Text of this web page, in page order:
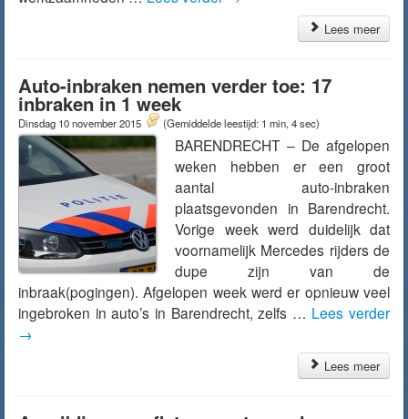
Lees meer
Auto-inbraken nemen verder toe: 17
inbraken in 1 week
Dinsdag 10 november 2015 (Gemiddelde leestijd: 1 min, 4 sec)
BARENDRECHT – De afgelopen
weken hebben er een groot
aantal auto-inbraken
plaatsgevonden in Barendrecht.
Vorige week werd duidelijk dat
voornamelijk Mercedes rijders de
dupe zijn van de
inbraak(pogingen). Afgelopen week werd er opnieuw veel
ingebroken in auto’s in Barendrecht, zelfs … Lees verder
→
Lees meer